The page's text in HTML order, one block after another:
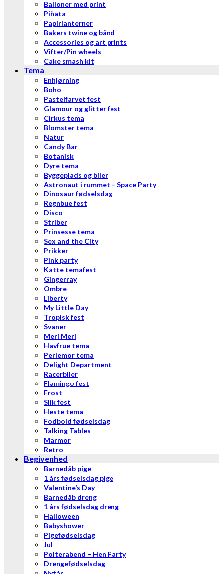
Balloner med print
Piñata
Papirlanterner
Bakers twine og bånd
Accessories og art prints
Vifter/Pin wheels
Cake smash kit
Tema
Enhjørning
Boho
Pastelfarvet fest
Glamour og glitter fest
Cirkus tema
Blomster tema
Natur
Candy Bar
Botanisk
Dyre tema
Byggeplads og biler
Astronaut i rummet – Space Party
Dinosaur fødselsdag
Regnbue fest
Disco
Striber
Prinsesse tema
Sex and the City
Prikker
Pink party
Katte temafest
Gingerray
Ombre
Liberty
My Little Day
Tropisk fest
Svaner
Meri Meri
Havfrue tema
Perlemor tema
Delight Department
Racerbiler
Flamingo fest
Frost
Slik fest
Heste tema
Fodbold fødselsdag
Talking Tables
Marmor
Retro
Begivenhed
Barnedåb pige
1 års fødselsdag pige
Valentine’s Day
Barnedåb dreng
1 års fødselsdag dreng
Halloween
Babyshower
Pigefødselsdag
Jul
Polterabend – Hen Party
Drengefødselsdag